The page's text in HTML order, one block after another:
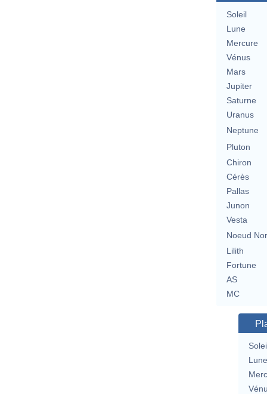
Soleil
Lune
Mercure
Vénus
Mars
Jupiter
Saturne
Uranus
Neptune
Pluton
Chiron
Cérès
Pallas
Junon
Vesta
Noeud
Lilith
Fortune
AS
MC
Lune